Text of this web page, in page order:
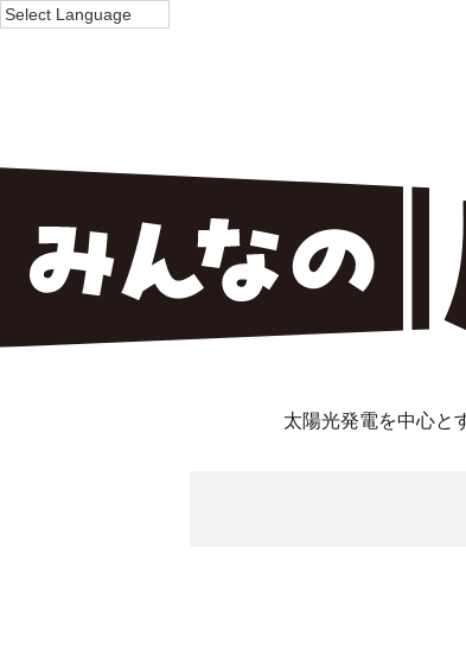
太陽光発電を中心と